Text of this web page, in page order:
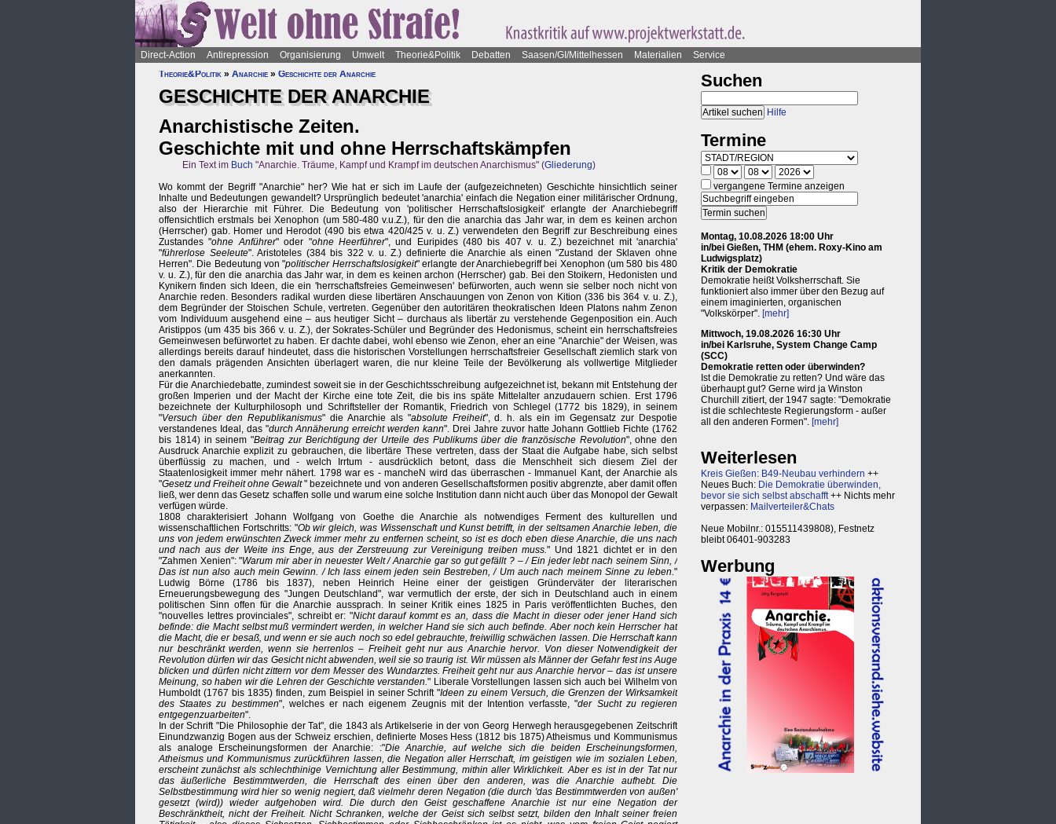
Direct-Action Antirepression Organisierung Umwelt Theorie&Politik Debatten Saasen/GI/Mittelhessen Materialien
Service
Theorie&Politik » Anarchie » Geschichte der Anarchie
GESCHICHTE DER ANARCHIE
Anarchistische Zeiten.
Geschichte mit und ohne Herrschaftskämpfen
Ein Text im Buch "Anarchie. Träume, Kampf und Krampf im deutschen Anarchismus" (Gliederung)
Wo kommt der Begriff "Anarchie" her? Wie hat er sich im Laufe der (aufgezeichneten) Geschichte hinsichtlich seiner
Inhalte und Bedeutungen gewandelt? Ursprünglich bedeutet 'anarchia' einfach die Negation einer militärischer Ordnung,
also der Hierarchie mit Führer. Die Bedeutung von 'politischer Herrschaftslosigkeit' erlangte der Anarchiebegriff
offensichtlich erstmals bei Xenophon (um 580-480 v.u.Z.), für den die anarchia das Jahr war, in dem es keinen archon
(Herrscher) gab. Homer und Herodot (490 bis etwa 420/425 v. u. Z.) verwendeten den Begriff zur Beschreibung eines
Zustandes "ohne Anführer" oder "ohne Heerführer", und Euripides (480 bis 407 v. u. Z.) bezeichnet mit 'anarchia'
"führerlose Seeleute". Aristoteles (384 bis 322 v. u. Z.) definierte die Anarchie als einen "Zustand der Sklaven ohne
Herren". Die Bedeutung von "politischer Herrschaftslosigkeit" erlangte der Anarchiebegriff bei Xenophon (um 580 bis 480
v. u. Z.), für den die anarchia das Jahr war, in dem es keinen archon (Herrscher) gab. Bei den Stoikern, Hedonisten und
Kynikern finden sich Ideen, die ein 'herrschaftsfreies Gemeinwesen' befürworten, auch wenn sie selber noch nicht von
Anarchie reden. Besonders radikal wurden diese libertären Anschauungen von Zenon von Kition (336 bis 364 v. u. Z.),
dem Begründer der Stoischen Schule, vertreten. Gegenüber den autoritären theokratischen Ideen Platons nahm Zenon
vom Individuum ausgehend eine – aus heutiger Sicht – durchaus als libertär zu verstehende Gegenposition ein. Auch
Aristippos (um 435 bis 366 v. u. Z.), der Sokrates-Schüler und Begründer des Hedonismus, scheint ein herrschaftsfreies
Gemeinwesen befürwortet zu haben. Er dachte dabei, wohl ebenso wie Zenon, eher an eine "Anarchie" der Weisen, was
allerdings bereits darauf hindeutet, dass die historischen Vorstellungen herrschaftsfreier Gesellschaft ziemlich stark von
den damals prägenden Ansichten überlagert waren, die nur kleine Teile der Bevölkerung als vollwertige Mitglieder
anerkannten.
Für die Anarchiedebatte, zumindest soweit sie in der Geschichtsschreibung aufgezeichnet ist, bekann mit Entstehung der
großen Imperien und der Macht der Kirche eine tote Zeit, die bis ins späte Mittelalter anzudauern schien. Erst 1796
bezeichnete der Kulturphilosoph und Schriftsteller der Romantik, Friedrich von Schlegel (1772 bis 1829), in seinem
"Versuch über den Republikanismus" die Anarchie als "absolute Freiheit", d. h. als ein im Gegensatz zur Despotie
verstandenes Ideal, das "durch Annäherung erreicht werden kann". Drei Jahre zuvor hatte Johann Gottlieb Fichte (1762
bis 1814) in seinem "Beitrag zur Berichtigung der Urteile des Publikums über die französische Revolution", ohne den
Ausdruck Anarchie explizit zu gebrauchen, die libertäre These vertreten, dass der Staat die Aufgabe habe, sich selbst
überflüssig zu machen, und - welch Irrtum - ausdrücklich betont, dass die Menschheit sich diesem Ziel der
Staatenlosigkeit immer mehr nähert. 1798 war es - mancheN wird das überraschen - Immanuel Kant, der Anarchie als
"Gesetz und Freiheit ohne Gewalt" bezeichnete und von anderen Gesellschaftsformen positiv abgrenzte, aber damit offen
ließ, wer denn das Gesetz schaffen solle und warum eine solche Institution dann nicht auch über das Monopol der Gewalt
verfügen würde.
1808 charakterisiert Johann Wolfgang von Goethe die Anarchie als notwendiges Ferment des kulturellen und
wissenschaftlichen Fortschritts: "Ob wir gleich, was Wissenschaft und Kunst betrifft, in der seltsamen Anarchie leben, die
uns von jedem erwünschten Zweck immer mehr zu entfernen scheint, so ist es doch eben diese Anarchie, die uns nach
und nach aus der Weite ins Enge, aus der Zerstreuung zur Vereinigung treiben muss." Und 1821 dichtet er in den
"Zahmen Xenien": "Warum mir aber in neuester Welt / Anarchie gar so gut gefällt ? – / Ein jeder lebt nach seinem Sinn, /
Das ist nun also auch mein Gewinn. / Ich lass einem jeden sein Bestreben, / Um auch nach meinem Sinne zu leben."
Ludwig Börne (1786 bis 1837), neben Heinrich Heine einer der geistigen Gründerväter der literarischen
Erneuerungsbewegung des "Jungen Deutschland", war vermutlich der erste, der sich in Deutschland auch in einem
politischen Sinn offen für die Anarchie aussprach. In seiner Kritik eines 1825 in Paris veröffentlichten Buches, den
"nouvelles lettres provinciales", schreibt er: "Nicht darauf kommt es an, dass die Macht in dieser oder jener Hand sich
befinde: die Macht selbst muß vermindert werden, in welcher Hand sie sich auch befinde. Aber noch kein Herrscher hat
die Macht, die er besaß, und wenn er sie auch noch so edel gebrauchte, freiwillig schwächen lassen. Die Herrschaft kann
nur beschränkt werden, wenn sie herrenlos – Freiheit geht nur aus Anarchie hervor. Von dieser Notwendigkeit der
Revolution dürfen wir das Gesicht nicht abwenden, weil sie so traurig ist. Wir müssen als Männer der Gefahr fest ins Auge
blicken und dürfen nicht zittern vor dem Messer des Wundarztes. Freiheit geht nur aus Anarchie hervor – das ist unsere
Meinung, so haben wir die Lehren der Geschichte verstanden." Liberale Vorstellungen lassen sich auch bei Wilhelm von
Humboldt (1767 bis 1835) finden, zum Beispiel in seiner Schrift "Ideen zu einem Versuch, die Grenzen der Wirksamkeit
des Staates zu bestimmen", welches er nach eigenem Zeugnis mit der Intention verfasste, "der Sucht zu regieren
entgegenzuarbeiten".
In der Schrift "Die Philosophie der Tat", die 1843 als Artikelserie in der von Georg Herwegh herausgegebenen Zeitschrift
Einundzwanzig Bogen aus der Schweiz erschien, definierte Moses Hess (1812 bis 1875) Atheismus und Kommunismus
als analoge Erscheinungsformen der Anarchie: :"Die Anarchie, auf welche sich die beiden Erscheinungsformen,
Atheismus und Kommunismus zurückführen lassen, die Negation aller Herrschaft, im geistigen wie im sozialen Leben,
erscheint zunächst als schlechthinige Vernichtung aller Bestimmung, mithin aller Wirklichkeit. Aber es ist in der Tat nur
das äußerliche Bestimmtwerden, die Herrschaft des einen über den anderen, was die Anarchie aufhebt. Die
Selbstbestimmung wird hier so wenig negiert, daß vielmehr deren Negation (die durch 'das Bestimmtwerden von außen'
gesetzt (wird)) wieder aufgehoben wird. Die durch den Geist geschaffene Anarchie ist nur eine Negation der
Beschränktheit, nicht der Freiheit. Nicht Schranken, welche der Geist sich selbst setzt, bilden den Inhalt seiner freien
Suchen
Hilfe
Termine
vergangene Termine anzeigen
Montag, 10.08.2026 18:00 Uhr
in/bei Gießen, THM (ehem. Roxy-Kino am
Ludwigsplatz)
Kritik der Demokratie
Demokratie heißt Volksherrschaft. Sie
funktioniert also immer über den Bezug auf
einem imaginierten, organischen
"Volkskörper". [mehr]
Mittwoch, 19.08.2026 16:30 Uhr
in/bei Karlsruhe, System Change Camp
(SCC)
Demokratie retten oder überwinden?
Ist die Demokratie zu retten? Und wäre das
überhaupt gut? Gerne wird ja Winston
Churchill zitiert, der 1947 sagte: "Demokratie
ist die schlechteste Regierungsform - außer
all den anderen Formen". [mehr]
Weiterlesen
Kreis Gießen: B49-Neubau verhindern ++
Neues Buch: Die Demokratie überwinden,
bevor sie sich selbst abschafft++ Nichts mehr
verpassen: Mailverteiler&Chats
Neue Mobilnr.: 015511439808), Festnetz
bleibt 06401-903283
Werbung